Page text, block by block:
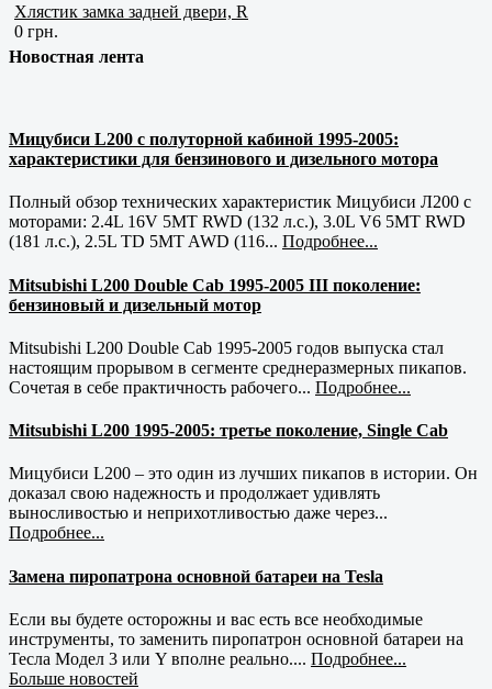
Хлястик замка задней двери, R
0 грн.
Новостная лента
Мицубиси L200 с полуторной кабиной 1995-2005:
характеристики для бензинового и дизельного мотора
Полный обзор технических характеристик Мицубиси Л200 с
моторами: 2.4L 16V 5MT RWD (132 л.с.), 3.0L V6 5MT RWD
(181 л.с.), 2.5L TD 5MT AWD (116... Подробнее...
Mitsubishi L200 Double Cab 1995-2005 III поколение:
бензиновый и дизельный мотор
Mitsubishi L200 Double Cab 1995-2005 годов выпуска стал
настоящим прорывом в сегменте среднеразмерных пикапов.
Сочетая в себе практичность рабочего... Подробнее...
Mitsubishi L200 1995-2005: третье поколение, Single Cab
Мицубиси L200 – это один из лучших пикапов в истории. Он
доказал свою надежность и продолжает удивлять
выносливостью и неприхотливостью даже через...
Подробнее...
Замена пиропатрона основной батареи на Tesla
Если вы будете осторожны и вас есть все необходимые
инструменты, то заменить пиропатрон основной батареи на
Тесла Модел 3 или Y вполне реально.... Подробнее...
Больше новостей